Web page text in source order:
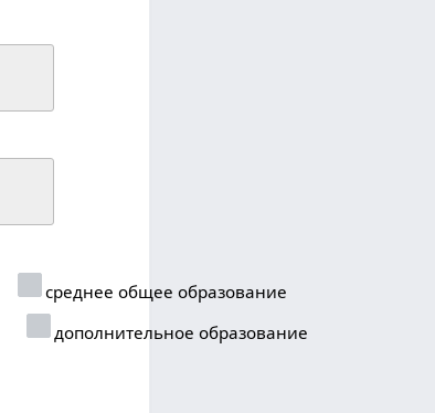
среднее общее образование
дополнительное образование